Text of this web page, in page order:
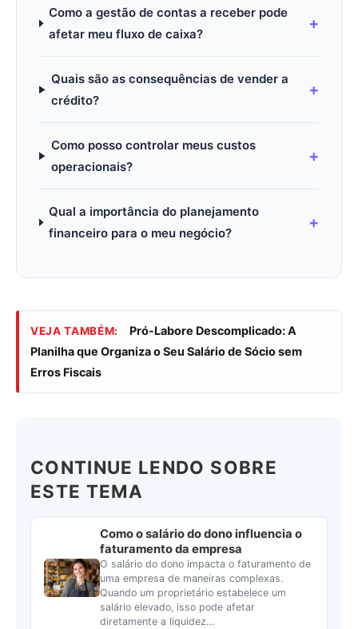
Como a gestão de contas a receber pode
afetar meu fluxo de caixa?
Quais são as consequências de vender a
crédito?
Como posso controlar meus custos
operacionais?
Qual a importância do planejamento
financeiro para o meu negócio?
VEJA TAMBÉM:
Pró-Labore Descomplicado: A
Planilha que Organiza o Seu Salário de Sócio sem
Erros Fiscais
CONTINUE LENDO SOBRE
ESTE TEMA
Como o salário do dono influencia o
faturamento da empresa
O salário do dono impacta o faturamento de
uma empresa de maneiras complexas.
Quando um proprietário estabelece um
salário elevado, isso pode afetar
diretamente a liquidez…